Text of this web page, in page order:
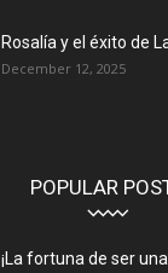
Rosalía y el éxito de
December 12, 2025
POPULAR
¡La fortuna de ser